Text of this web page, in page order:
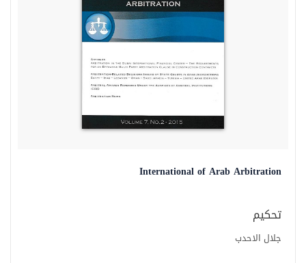
International of Arab Arbitration
تحكيم
جلال الاحدب